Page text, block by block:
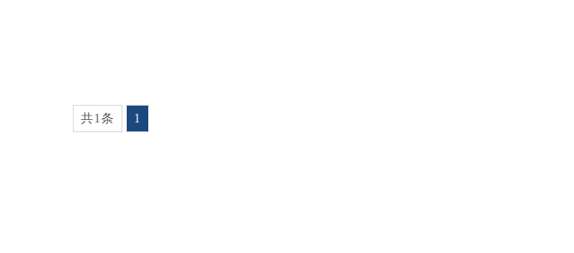
共1条 1